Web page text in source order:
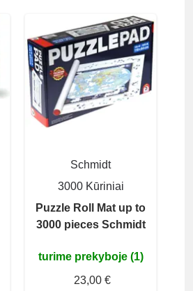
Schmidt
3000 Kūriniai
Puzzle Roll Mat up to
3000 pieces Schmidt
turime prekyboje (1)
23,00 €